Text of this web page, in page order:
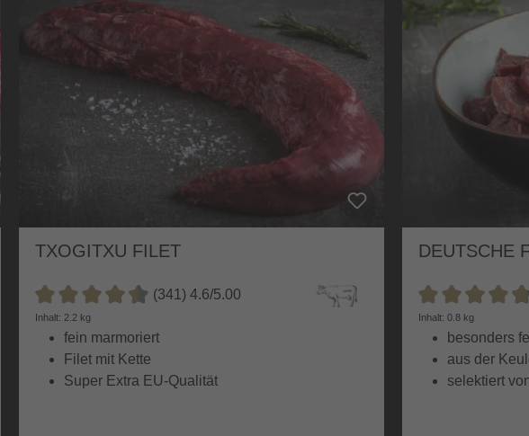
TXOGITXU FILET
Durchschnittliche Bewertung von 4.6 von 5 Sternen
(341) 4.6/5.00
Inhalt: 2.2 kg
fein marmoriert
Filet mit Kette
Super Extra EU-Qualität
DEUTSCHE
Inhalt: 0.8 kg
besonders
aus der
selektiert